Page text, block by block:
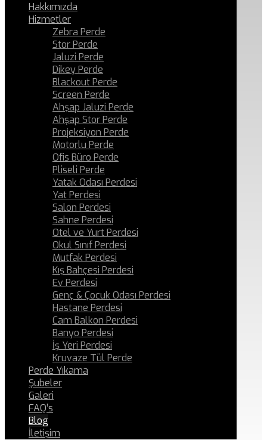
Hakkımızda
Hizmetler
Zebra Perde
Stor Perde
Jaluzi Perde
Dikey Perde
Blackout Perde
Screen Perde
Ahşap Jaluzi Perde
Ahşap Stor Perde
Projeksiyon Perde
Motorlu Perde
Ofis Büro Perde
Pliseli Perde
Yatak Odası Perdesi
Yat Perdesi
Salon Perdesi
Sahne Perdesi
Otel ve Yurt Perdesi
Okul Sınıf Perdesi
Mutfak Perdesi
Kış Bahçesi Perdesi
Ev Perdesi
Genç & Çocuk Odası Perdesi
Hastane Perdesi
Cam Balkon Perdesi
Banyo Perdesi
İş Yeri Perdesi
Kruvaze Tül Perde
Perde Yıkama
Şubeler
Galeri
FAQ’s
Blog
İletişim